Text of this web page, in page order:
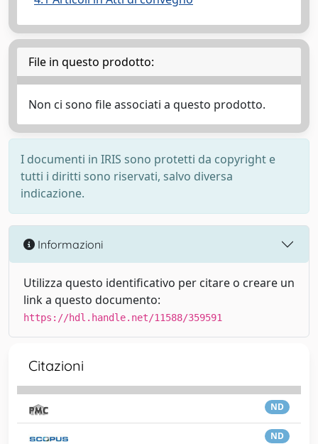
File in questo prodotto:
Non ci sono file associati a questo prodotto.
I documenti in IRIS sono protetti da copyright e
tutti i diritti sono riservati, salvo diversa
indicazione.
Informazioni
Utilizza questo identificativo per citare o creare un
link a questo documento:
https://hdl.handle.net/11588/359591
Citazioni
ND
ND